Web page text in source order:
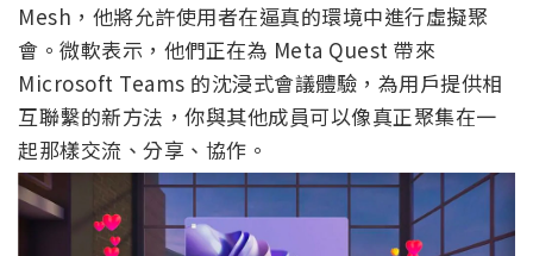
Mesh，他將允許使用者在逼真的環境中進行虛擬聚
會。微軟表示，他們正在為 Meta Quest 帶來
Microsoft Teams 的沈浸式會議體驗，為用戶提供相
互聯繫的新方法，你與其他成員可以像真正聚集在一
起那樣交流、分享、協作。